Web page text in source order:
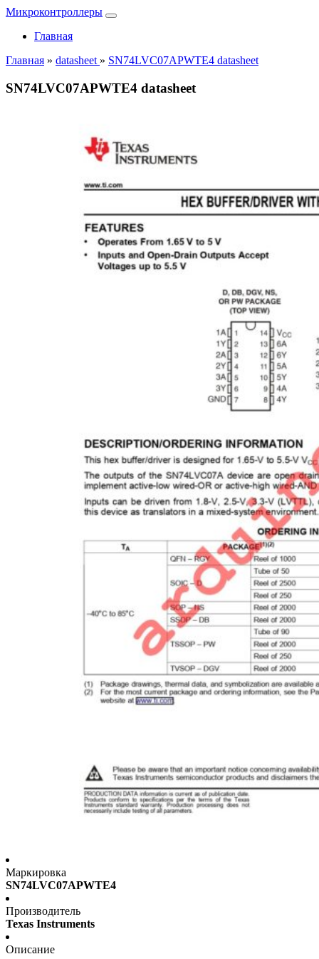
Микроконтроллеры
Главная
Главная » datasheet » SN74LVC07APWTE4 datasheet
SN74LVC07APWTE4 datasheet
Маркировка
SN74LVC07APWTE4
Производитель
Texas Instruments
Описание